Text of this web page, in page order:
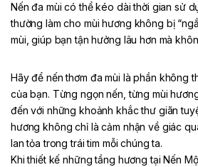
Nến đa mùi có thể kéo dài thời gian sử
thường làm cho mùi hương không bị
mùi, giúp bạn tận hưởng lâu hơn mà
Hãy để nến thơm đa mùi là phần không
của bạn. Từng ngọn nến, từng mùi
đến với những khoảnh khắc thư giãn
hương không chỉ là cảm nhận về giác
lan tỏa trong trái tim mỗi chúng ta.
Khi thiết kế những tầng hương tại Nến